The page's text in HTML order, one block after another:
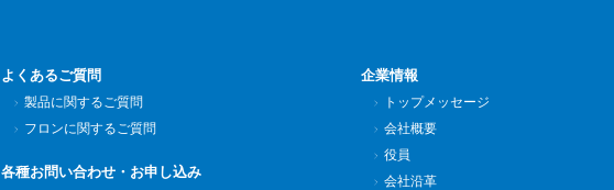
よくあるご質問
製品に関するご質問
フロンに関するご質問
各種お問い合わせ・お申し込み
企業情報
トップメッセージ
会社概要
役員
会社沿革